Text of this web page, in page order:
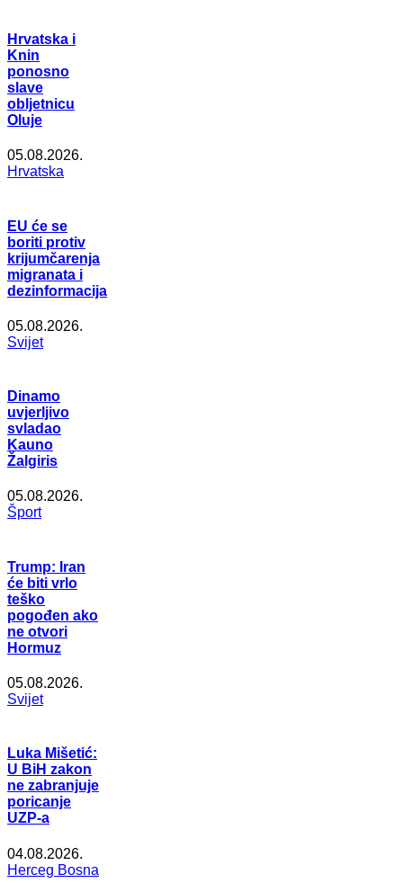
Hrvatska i
Knin
ponosno
slave
obljetnicu
Oluje
05.08.2026.
Hrvatska
EU će se
boriti protiv
krijumčarenja
migranata i
dezinformacija
05.08.2026.
Svijet
Dinamo
uvjerljivo
svladao
Kauno
Žalgiris
05.08.2026.
Šport
Trump: Iran
će biti vrlo
teško
pogođen ako
ne otvori
Hormuz
05.08.2026.
Svijet
Luka Mišetić:
U BiH zakon
ne zabranjuje
poricanje
UZP-a
04.08.2026.
Herceg Bosna